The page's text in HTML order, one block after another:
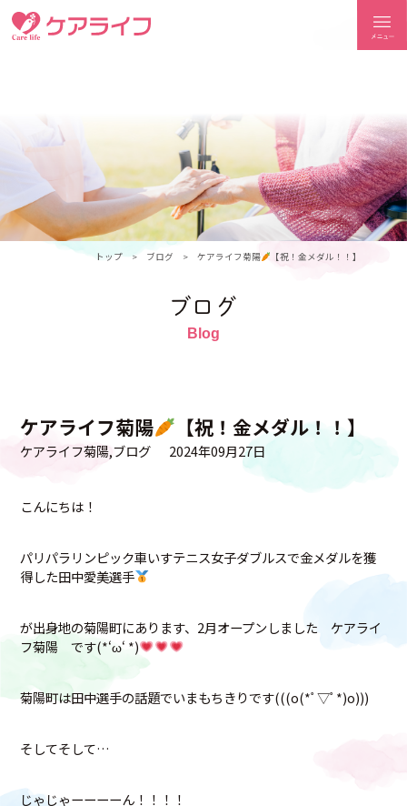
トップ ブログ ケアライフ菊陽 【祝！金メダル！！】
ブログ
ケアライフ菊陽 【祝！金メダル！！】
ケアライフ菊陽 ブログ 2024年09月27日
こんにちは！
パリパラリンピック車いすテニス女子ダブルスで金メダルを獲
得した田中愛美選手
が出身地の菊陽町にあります、2月オープンしました ケアライ
フ菊陽 です(*‘ω‘ *)
菊陽町は田中選手の話題でいまもちきりです(((o(*ﾟ▽ﾟ*)o)))
そしてそして…
じゃじゃーーーーん！！！！